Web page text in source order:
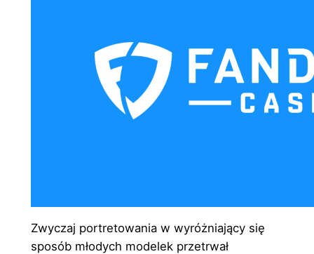
Zwyczaj portretowania w wyróżniający się
sposób młodych modelek przetrwał